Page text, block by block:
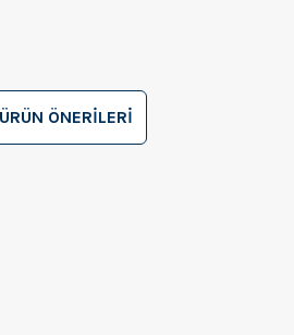
ÜRÜN ÖNERILERI